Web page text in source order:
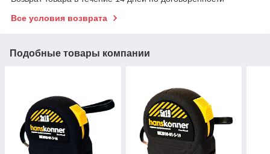
Все условия возврата
Подобные товары компании